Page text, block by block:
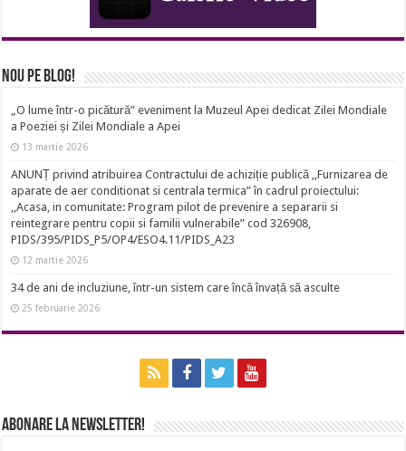
Nou pe Blog!
„O lume într-o picătură” eveniment la Muzeul Apei dedicat Zilei Mondiale
a Poeziei și Zilei Mondiale a Apei
13 martie 2026
ANUNȚ privind atribuirea Contractului de achiziție publică ,,Furnizarea de
aparate de aer conditionat si centrala termica” în cadrul proiectului:
,,Acasa, in comunitate: Program pilot de prevenire a separarii si
reintegrare pentru copii si familii vulnerabile” cod 326908,
PIDS/395/PIDS_P5/OP4/ESO4.11/PIDS_A23
12 martie 2026
34 de ani de incluziune, într-un sistem care încă învață să asculte
25 februarie 2026
Abonare la newsletter!